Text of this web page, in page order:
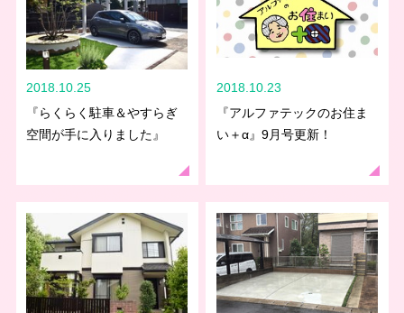
2018.10.25
『らくらく駐車＆やすらぎ
空間が手に入りました』
2018.10.23
『アルファテックのお住ま
い＋α』9月号更新！